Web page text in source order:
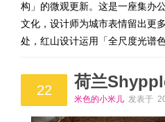
构」的微观更新。这是一座集办
文化，设计师为城市表情留出更
处，红山设计运用「全尺度光谱
22 荷兰
米色的小米儿 发表于